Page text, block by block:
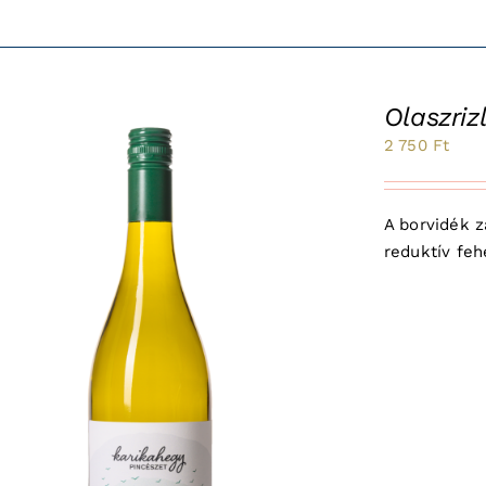
2 750 Ft
A borvidék
reduktív